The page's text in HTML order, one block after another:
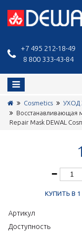
+7 495 212-18-49
8 800 333-43-84
Cosmetics УХОД
Восстанавливающая
Repair Mask DEWAL
КУПИТЬ В
Артикул
Доступность